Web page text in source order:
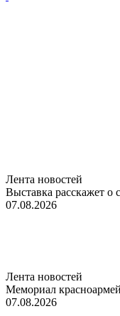
Лента новостей
Выставка расскажет о
07.08.2026
Лента новостей
Мемориал
07.08.2026